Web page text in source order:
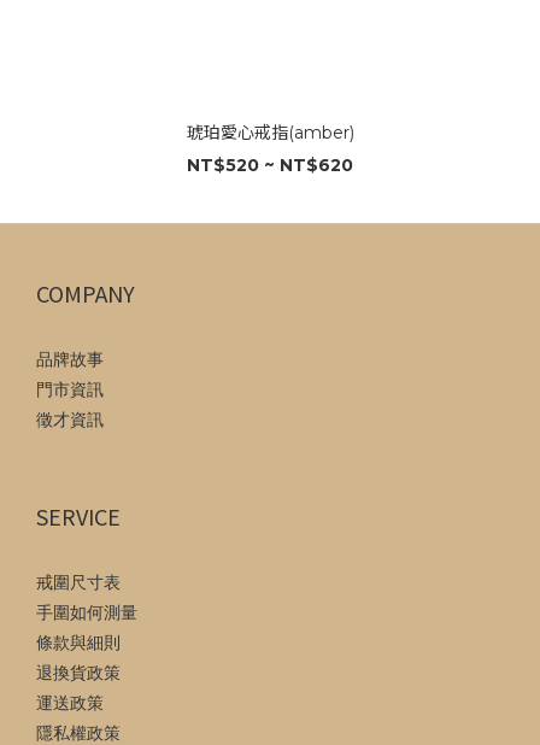
琥珀愛心戒指(amber)
NT$520 ~ NT$620
COMPANY
品牌故事
門市資訊
徵才資訊
SERVICE
戒圍尺寸表
手圍如何測量
條款與細則
退換貨政策
運送政策
隱私權政策